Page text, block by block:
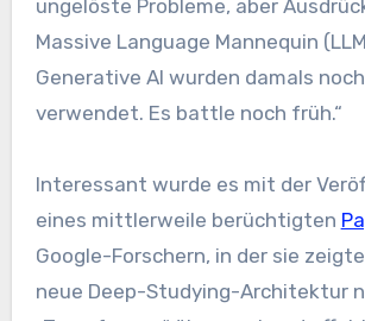
ungelöste Probleme, aber
Massive Language Mannequin
Generative AI wurden damals
verwendet. Es battle noch früh.“
Interessant wurde es mit der
eines mittlerweile berüchtigten
Google-Forschern, in der sie
neue Deep-Studying-Architektur